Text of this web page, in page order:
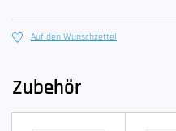
Auf den Wunschzettel
Zubehör